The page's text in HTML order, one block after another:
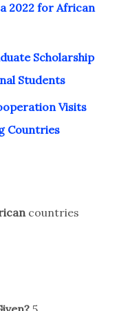
2022 for African
Scholarship
Students
Visits
Countries
countries